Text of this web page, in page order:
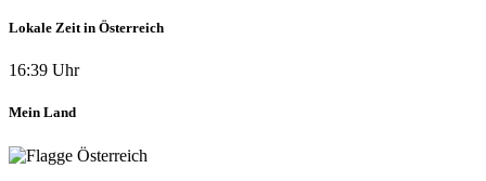
Lokale Zeit in Österreich
16:39 Uhr
Mein Land